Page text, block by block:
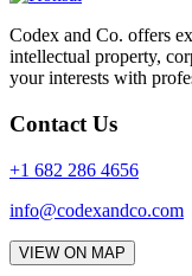
Codex and Co. offers
intellectual property,
your interests with
Contact Us
+1 682 286 4656
info@codexandco.com
VIEW ON MAP